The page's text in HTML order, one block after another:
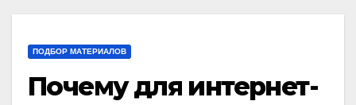
ПОДБОР МАТЕРИАЛОВ
Почему для интернет-